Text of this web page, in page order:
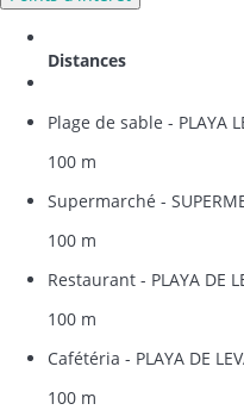
Distances
Plage de sable - PLAYA
100 m
Supermarché -
100 m
Restaurant - PLAYA DE
100 m
Cafétéria - PLAYA DE
100 m